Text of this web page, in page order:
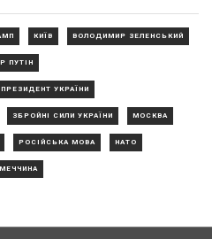
КИЇВ ВОЛОДИМИР ЗЕЛЕНСЬКИЙ
ПУТІН
ПРЕЗИДЕНТ УКРАЇНИ
ЗБРОЙНІ СИЛИ УКРАЇНИ МОСКВА
РОСІЙСЬКА МОВА НАТО